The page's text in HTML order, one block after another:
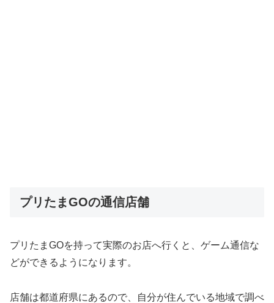
プリたまGOの通信店舗
プリたまGOを持って実際のお店へ行くと、ゲーム通信な
どができるようになります。
店舗は都道府県にあるので、自分が住んでいる地域で調べ